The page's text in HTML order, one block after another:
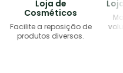
Loja de
Cosméticos
Facilite a reposição de
produtos diversos.
Loja